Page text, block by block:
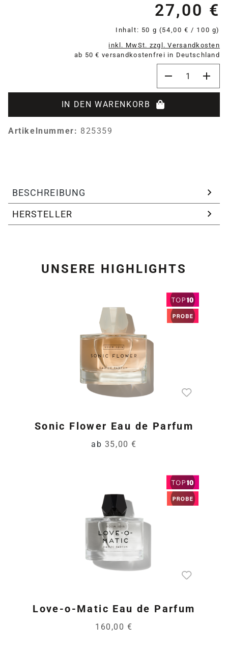
27,00 €
Inhalt: 50 g (54,00 € / 100 g)
inkl. MwSt. zzgl. Versandkosten
ab 50 € versandkostenfrei in Deutschland
IN DEN WARENKORB
Artikelnummer: 825359
BESCHREIBUNG
HERSTELLER
UNSERE HIGHLIGHTS
Sonic Flower Eau de Parfum
ab 35,00 €
Love-o-Matic Eau de Parfum
160,00 €